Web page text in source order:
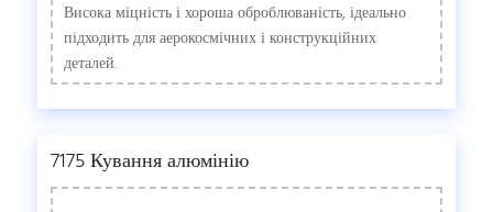
Висока міцність і хороша оброблюваність, ідеально
підходить для аерокосмічних і конструкційних
деталей.
7175 Кування алюмінію